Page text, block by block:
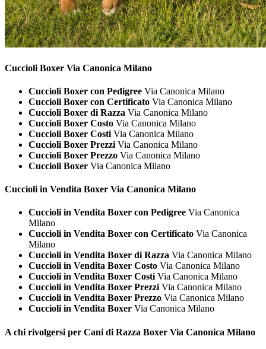
Cuccioli Boxer Via Canonica Milano
Cuccioli Boxer con Pedigree Via Canonica Milano
Cuccioli Boxer con Certificato Via Canonica Milano
Cuccioli Boxer di Razza Via Canonica Milano
Cuccioli Boxer Costo Via Canonica Milano
Cuccioli Boxer Costi Via Canonica Milano
Cuccioli Boxer Prezzi Via Canonica Milano
Cuccioli Boxer Prezzo Via Canonica Milano
Cuccioli Boxer Via Canonica Milano
Cuccioli in Vendita Boxer Via Canonica Milano
Cuccioli in Vendita Boxer con Pedigree Via Canonica
Milano
Cuccioli in Vendita Boxer con Certificato Via Canonica
Milano
Cuccioli in Vendita Boxer di Razza Via Canonica Milano
Cuccioli in Vendita Boxer Costo Via Canonica Milano
Cuccioli in Vendita Boxer Costi Via Canonica Milano
Cuccioli in Vendita Boxer Prezzi Via Canonica Milano
Cuccioli in Vendita Boxer Prezzo Via Canonica Milano
Cuccioli in Vendita Boxer Via Canonica Milano
A chi rivolgersi per Cani di Razza Boxer Via Canonica Milano